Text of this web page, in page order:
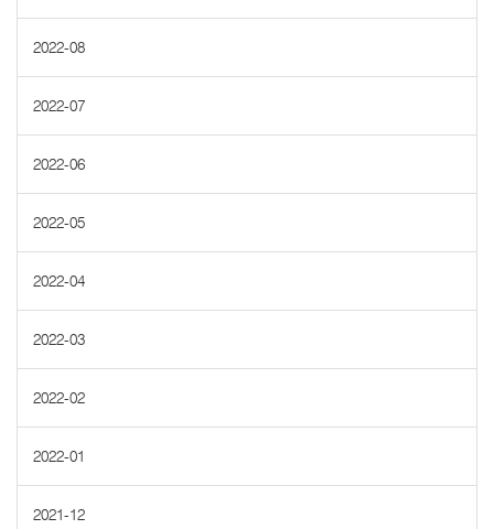
2022-08
2022-07
2022-06
2022-05
2022-04
2022-03
2022-02
2022-01
2021-12